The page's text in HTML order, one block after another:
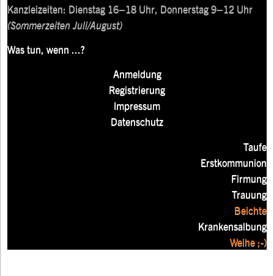
Kanzleizeiten: Dienstag 16–18 Uhr, Donnerstag 9–12 Uhr
(Sommerzeiten Juli/August)
Was tun, wenn ...?
Anmeldung
Registrierung
Impressum
Datenschutz
Taufe
Erstkommunion
Firmung
Trauung
Beichte
Krankensalbung
Weihe ;-)